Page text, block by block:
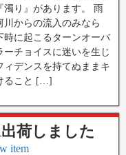
濁り』があります。 雨
川からの流入のみなら
時に起こるターンオーバ
ーチョイスに迷いを生じ
ィデンスを持てぬままキ
ること […]
荷しました
item